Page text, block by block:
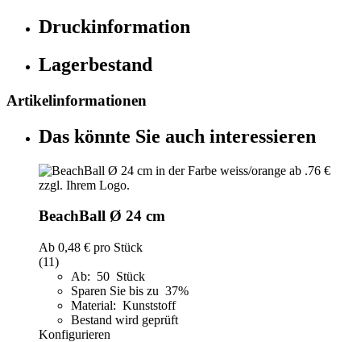
Druckinformation
Lagerbestand
Artikelinformationen
Das könnte Sie auch interessieren
BeachBall Ø 24 cm
Ab 0,48 € pro Stück
(11)
Ab: 50 Stück
Sparen Sie bis zu 37%
Material: Kunststoff
Bestand wird geprüft
Konfigurieren